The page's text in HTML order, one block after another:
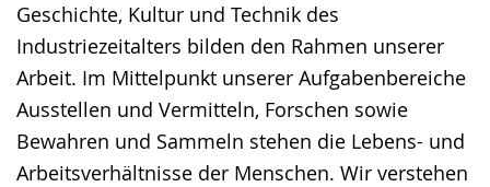
Geschichte, Kultur und Technik des
Industriezeitalters bilden den Rahmen unserer
Arbeit. Im Mittelpunkt unserer Aufgabenbereiche
Ausstellen und Vermitteln, Forschen sowie
Bewahren und Sammeln stehen die Lebens- und
Arbeitsverhältnisse der Menschen. Wir verstehen
wechseln.
Deutscher
Gebärdensprache
wird
angezeigt.